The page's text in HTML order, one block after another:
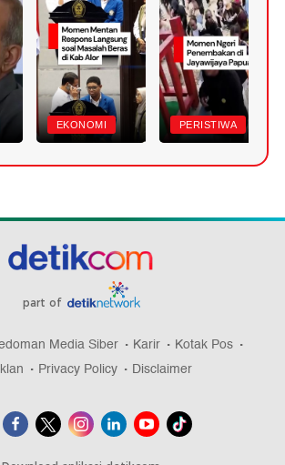
EKONOMI PERISTIWA
part of
Media Siber Karir
Kotak Pos
Privacy Policy Disclaimer